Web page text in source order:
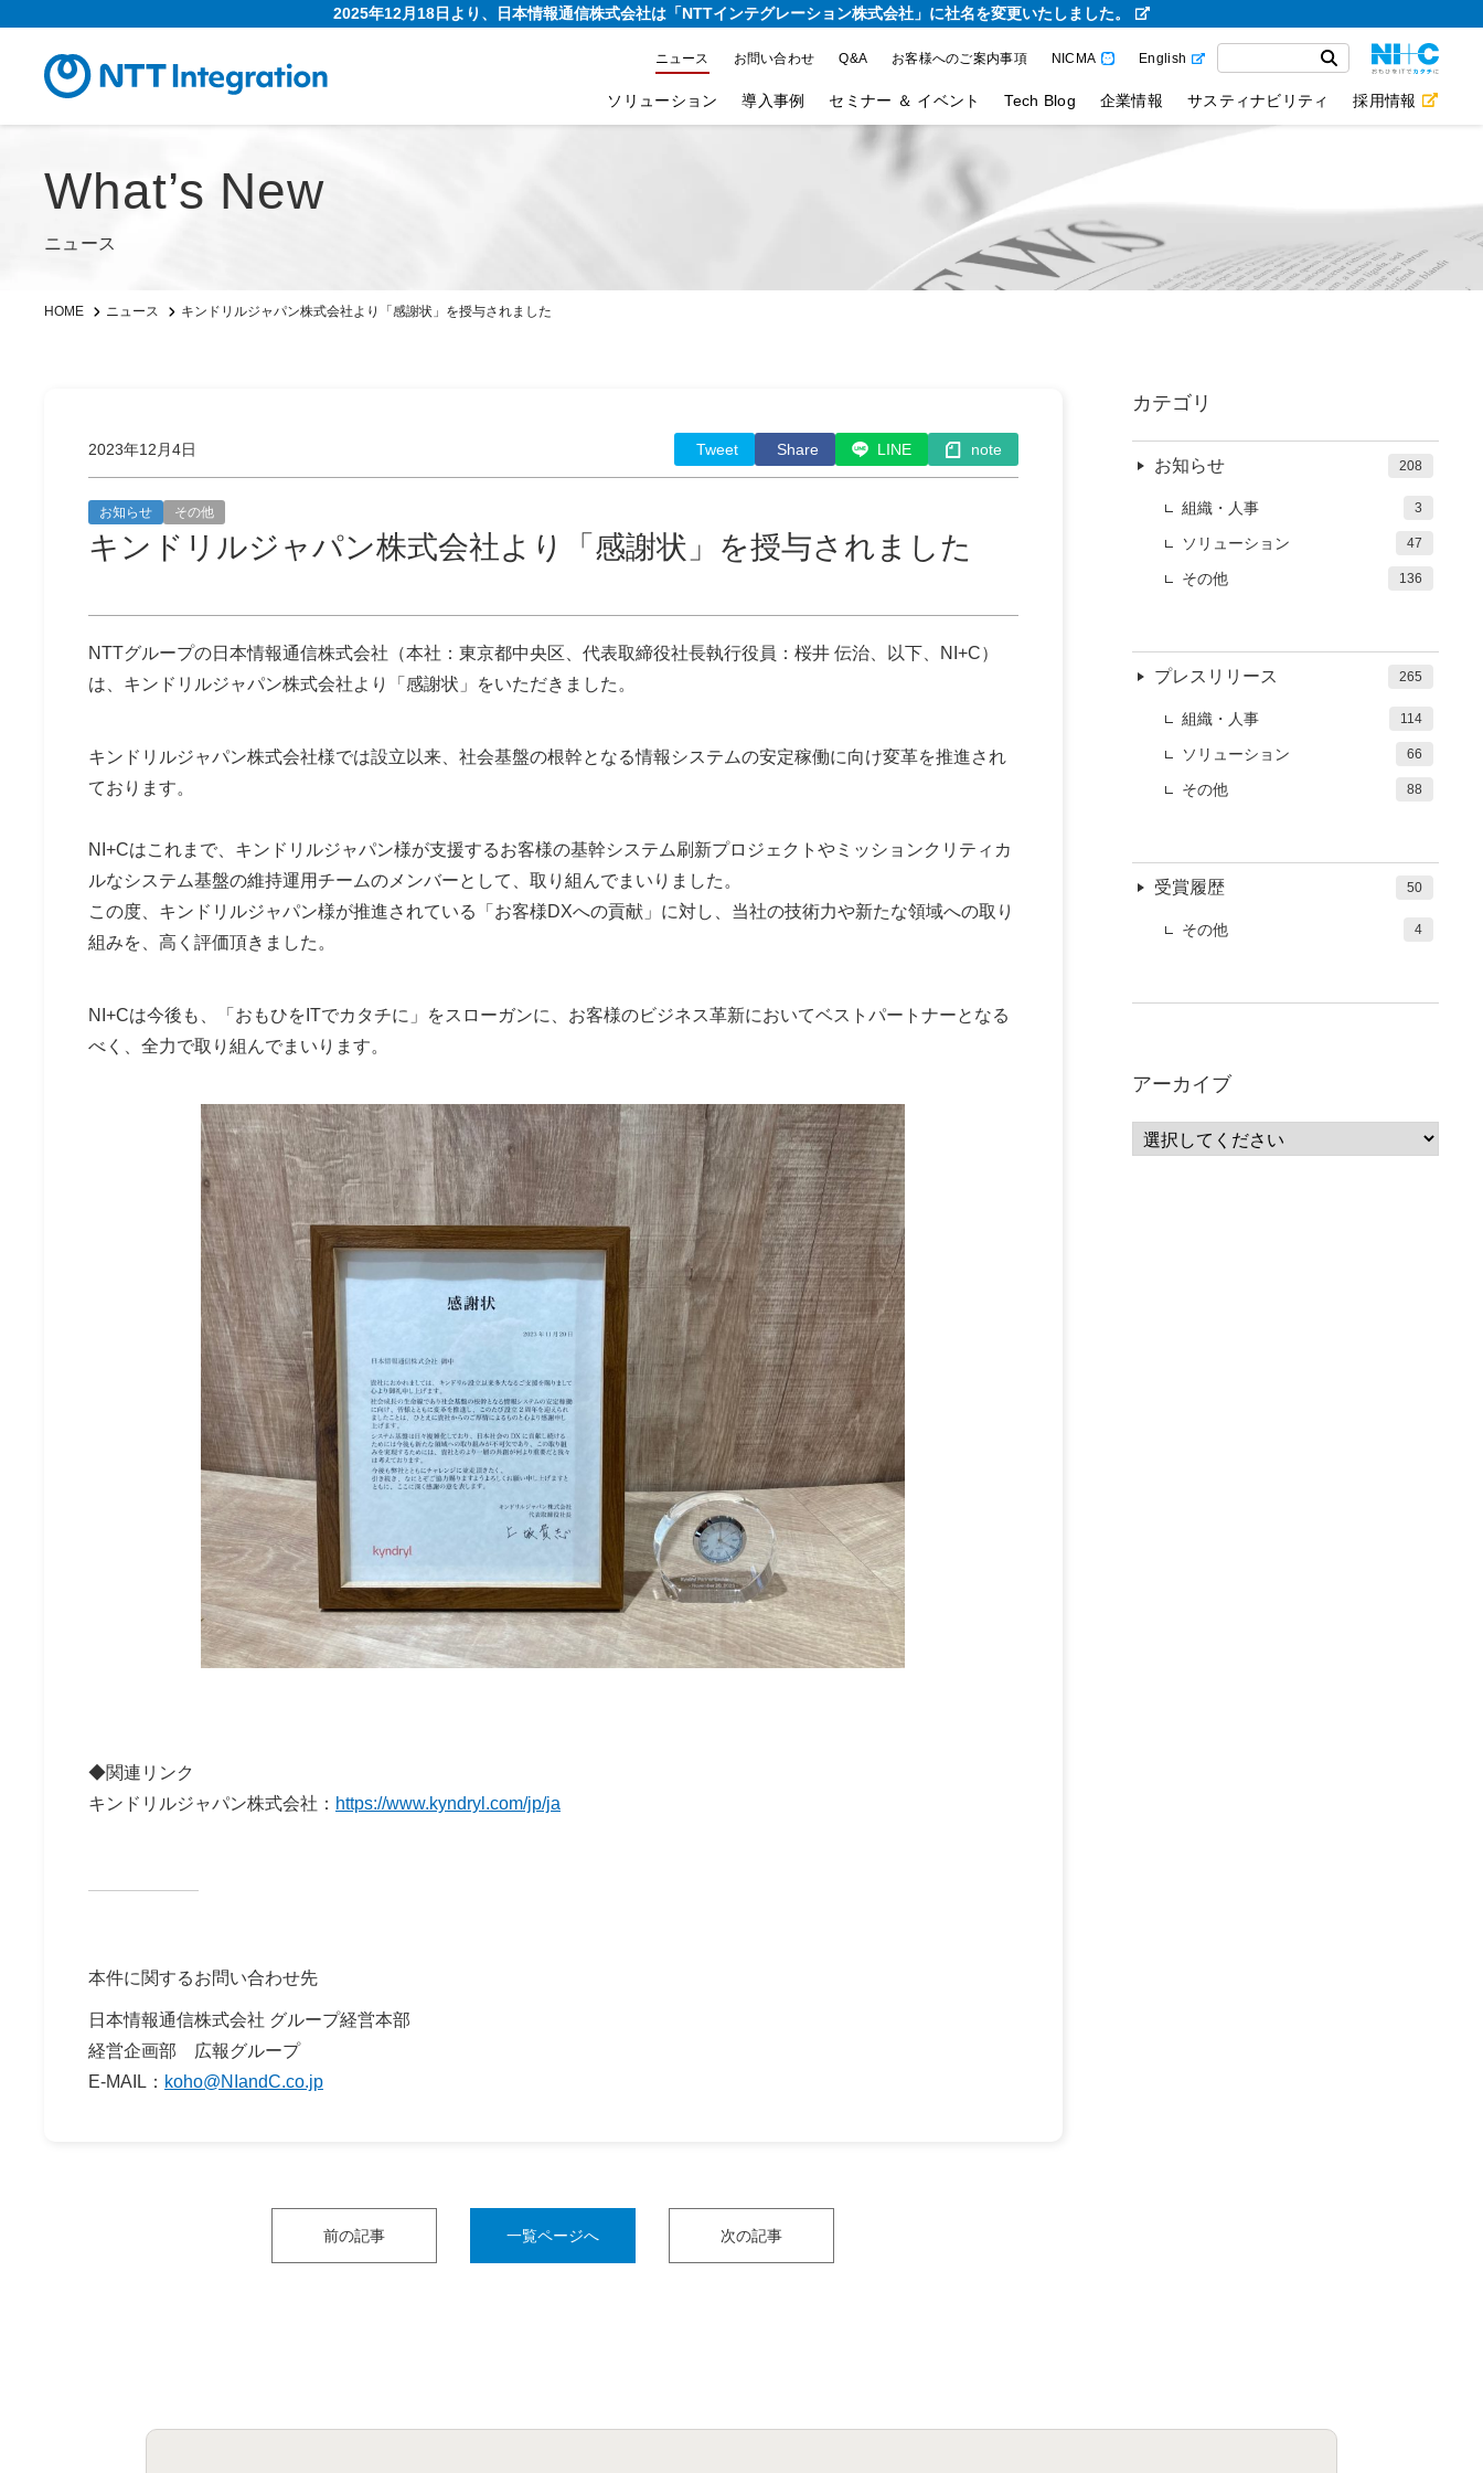
2025年12月18日より、日本情報通信株式会社は「NTTインテグレーション株式会社」に社名を変更いたしました。
ニュース お問い合わせ Q&A お客様へのご案内事項 NICMA English
ソリューション 導入事例 セミナー ＆ イベント Tech Blog 企業情報 サスティナビリティ 採用情報
What’s New
ニュース
HOME ニュース キンドリルジャパン株式会社より「感謝状」を授与されました
2023年12月4日 Tweet Share LINE note
お知らせ その他
キンドリルジャパン株式会社より「感謝状」を授与されました
NTTグループの日本情報通信株式会社（本社：東京都中央区、代表取締役社長執行役員：桜井 伝治、以下、NI+C）
は、キンドリルジャパン株式会社より「感謝状」をいただきました。
キンドリルジャパン株式会社様では設立以来、社会基盤の根幹となる情報システムの安定稼働に向け変革を推進され
ております。
NI+Cはこれまで、キンドリルジャパン様が支援するお客様の基幹システム刷新プロジェクトやミッションクリティカ
ルなシステム基盤の維持運用チームのメンバーとして、取り組んでまいりました。
この度、キンドリルジャパン様が推進されている「お客様DXへの貢献」に対し、当社の技術力や新たな領域への取り
組みを、高く評価頂きました。
NI+Cは今後も、「おもひをITでカタチに」をスローガンに、お客様のビジネス革新においてベストパートナーとなる
べく、全力で取り組んでまいります。
◆関連リンク
キンドリルジャパン株式会社： https://www.kyndryl.com/jp/ja
本件に関するお問い合わせ先
日本情報通信株式会社 グループ経営本部
経営企画部 広報グループ
E-MAIL： koho@NIandC.co.jp
前の記事 一覧ページへ 次の記事
カテゴリ
お知らせ 208
組織・人事 3
ソリューション 47
その他 136
プレスリリース 265
組織・人事 114
ソリューション 66
その他 88
受賞履歴 50
その他 4
アーカイブ